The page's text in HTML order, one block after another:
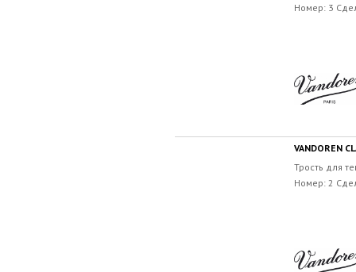
Номер: 3
VANDOREN
Трость для
Номер: 2